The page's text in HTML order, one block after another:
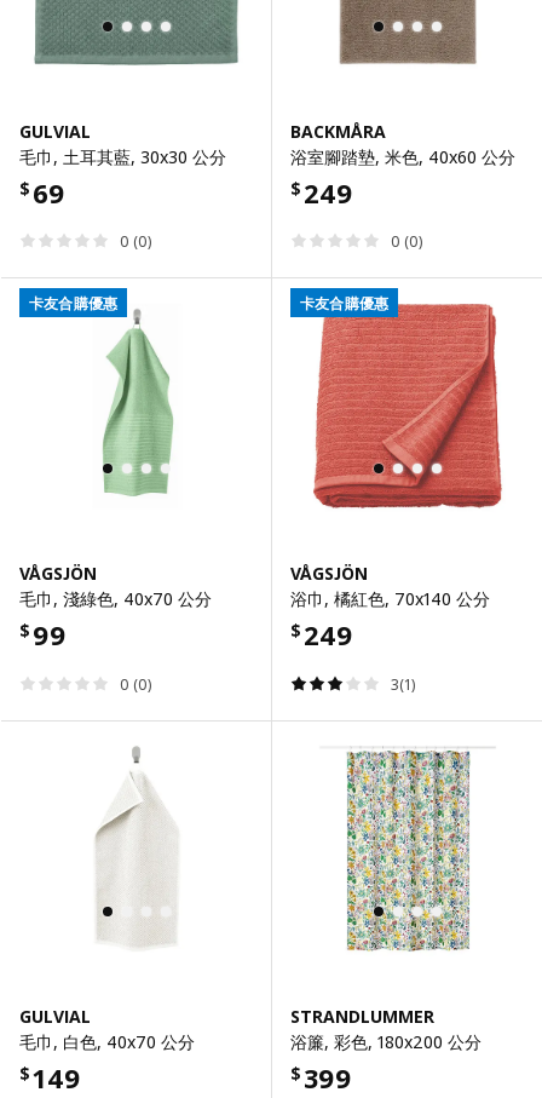
GULVIAL
毛巾, 土耳其藍, 30x30 公分
$ 69
0 (0)
BACKMÅRA
浴室腳踏墊, 米色, 40x60 公分
$ 249
0 (0)
卡友合購優惠
VÅGSJÖN
毛巾, 淺綠色, 40x70 公分
$ 99
0 (0)
卡友合購優惠
VÅGSJÖN
浴巾, 橘紅色, 70x140 公分
$ 249
3(1)
GULVIAL
毛巾, 白色, 40x70 公分
$149
STRANDLUMMER
浴簾, 彩色, 180x200 公分
$ 399